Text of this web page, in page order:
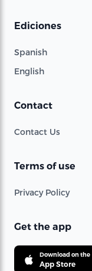
Ediciones
Spanish
English
Contact
Contact Us
Terms of use
Privacy Policy
Get the app
Download on the
App Store